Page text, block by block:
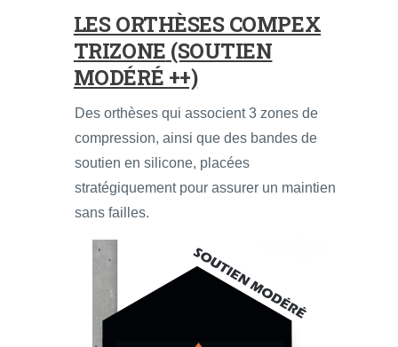
LES ORTHÈSES COMPEX
TRIZONE (SOUTIEN
MODÉRÉ ++)
Des orthèses qui associent 3 zones de
compression, ainsi que des bandes de
soutien en silicone, placées
stratégiquement pour assurer un maintien
sans failles.